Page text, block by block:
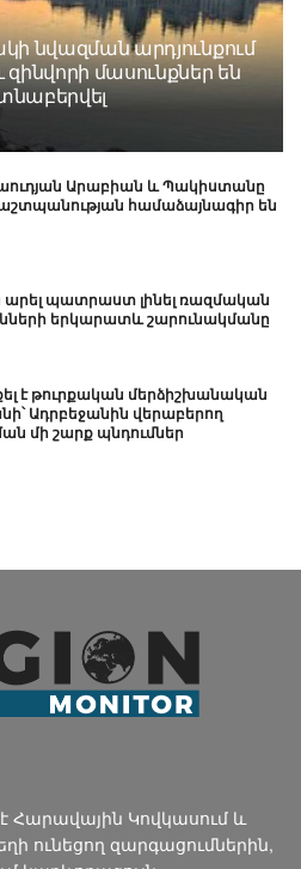
նվազման արդյունքում
մասունքներ են
Արաբիան և Պակիստանը
համաձայնագիր են
արել պատրաստ լինել ռազմական
երկարատև շարունակմանը
է թուրքական մերձիշխանական
Ադրբեջանին վերաբերող
մի շարք պնդումներ
է Հարավային Կովկասում և
ունեցող զարգացումներին,